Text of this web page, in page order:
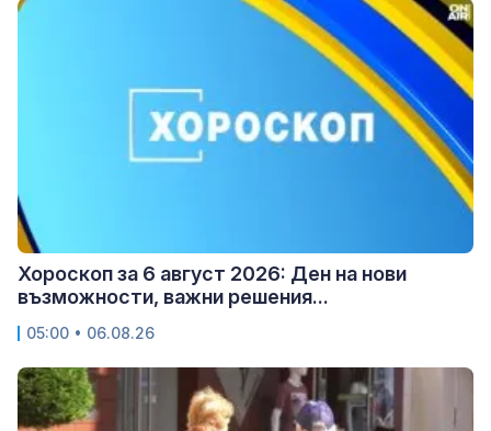
Хороскоп за 6 август 2026: Ден на нови
възможности, важни решения...
05:00 • 06.08.26